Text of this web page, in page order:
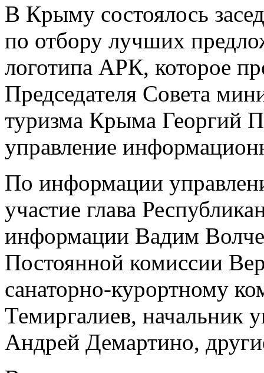
В Крыму состоялось
по отбору лучших
логотипа АРК, которое
Председателя Совета
туризма Крыма Георгий
управление
По информации
участие глава
информации Вадим
Постоянной комиссии
санаторно-курортному
Темиргалиев, начальник
Андрей Демартино,